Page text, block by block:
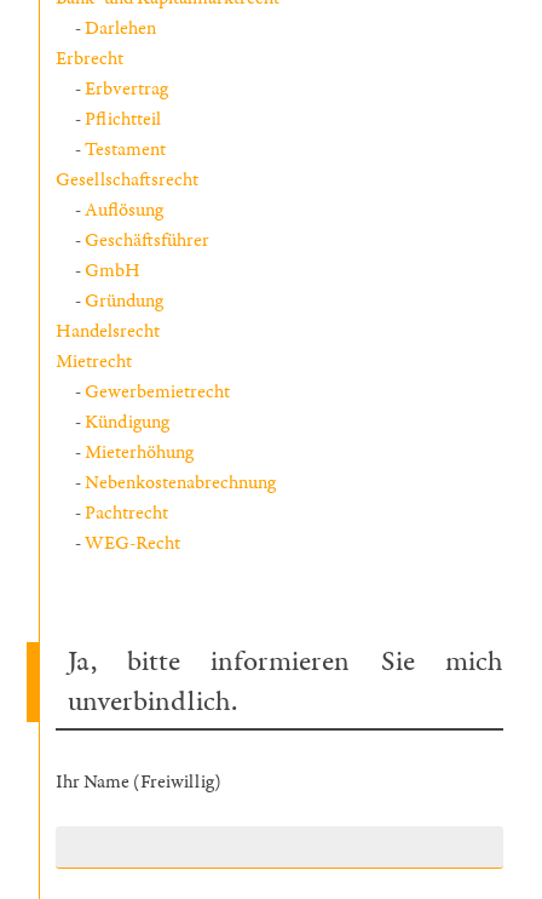
Darlehen
Erbrecht
Erbvertrag
Pflichtteil
Testament
Gesellschaftsrecht
Auflösung
Geschäftsführer
GmbH
Gründung
Handelsrecht
Mietrecht
Gewerbemietrecht
Kündigung
Mieterhöhung
Nebenkostenabrechnung
Pachtrecht
WEG-Recht
Ja, bitte informieren Sie mich
unverbindlich.
Ihr Name (Freiwillig)